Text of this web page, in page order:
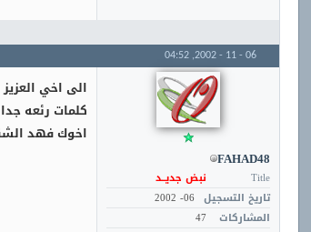
06 - 11 - 2002,
04:52
FAHAD48
Title
نبض جديــد
تاريخ التسجيل 06- 2002
المشاركات
47
الى اخي
كلمات رئعه
اخوك فهد